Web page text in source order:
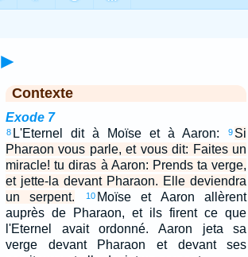
►
Contexte
Exode 7
8 L'Eternel dit à Moïse et à Aaron: 9 Si
Pharaon vous parle, et vous dit: Faites un
miracle! tu diras à Aaron: Prends ta verge,
et jette-la devant Pharaon. Elle deviendra
un serpent.
10 Moïse et Aaron allèrent
auprès de Pharaon, et ils firent ce que
l'Eternel avait ordonné. Aaron jeta sa
verge devant Pharaon et devant ses